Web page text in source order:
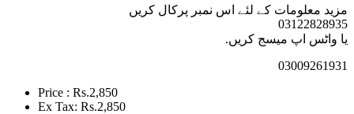
مزید معلومات کے لئے اس نمبر پرکال کریں
03122828935
یا واٹس اپ میسج کریں.
03009261931
Price : Rs.2,850
Ex Tax: Rs.2,850